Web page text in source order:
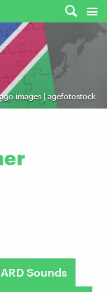
images | agefotostock
ARD Sounds